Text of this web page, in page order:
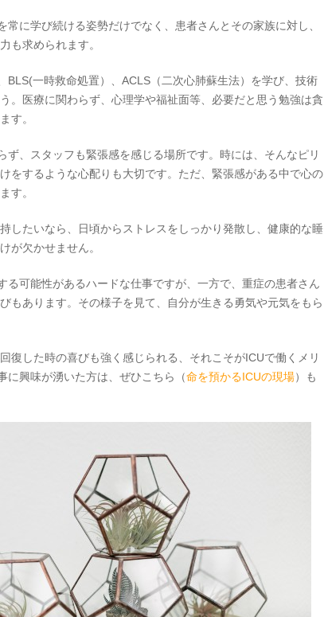
常に学び続ける姿勢だけでなく、患者さんとその家族に対し、
も求められます。
BLS(一時救命処置）、ACLS（二次心肺蘇生法）を学び、技術
。医療に関わらず、心理学や福祉面等、必要だと思う勉強は貪
す。
ず、スタッフも緊張感を感じる場所です。時には、そんなピリ
をするような心配りも大切です。ただ、緊張感がある中で心の
す。
したいなら、日頃からストレスをしっかり発散し、健康的な睡
が欠かせません。
る可能性があるハードな仕事ですが、一方で、重症の患者さん
もあります。その様子を見て、自分が生きる勇気や元気をもら
復した時の喜びも強く感じられる、それこそがICUで働くメリ
に興味が湧いた方は、ぜひこちら（命を預かるICUの現場）も